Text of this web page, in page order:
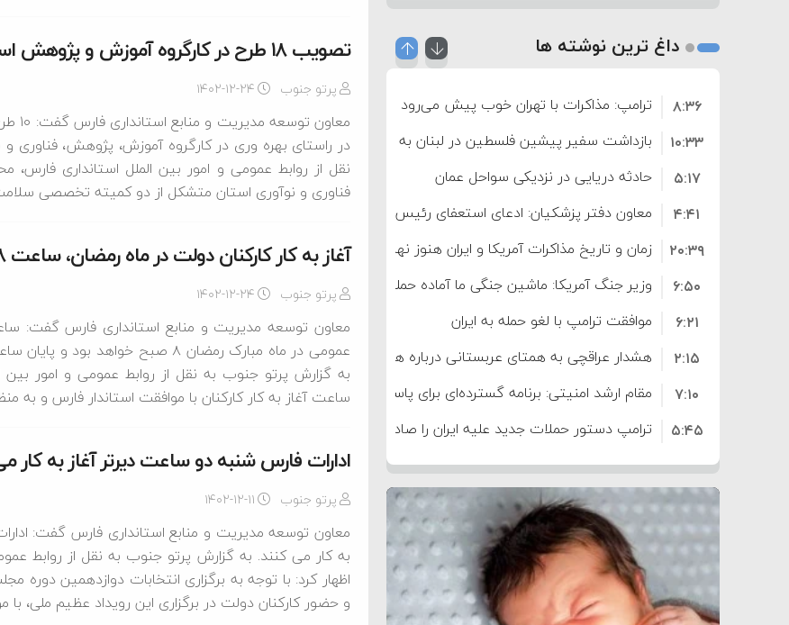
تصویب ۱۸ طرح در کارگروه آموزش و پژوهش استانداری فارس
پرتو جنوب ۱۴۰۲-۱۲-۲۴
در راستای بهره وری در کارگروه آموزش، پژوهش،
نقل از روابط عمومی و امور بین الملل استانداری
فناوری و نوآوری استان متشکل از دو کمیته تخصصی
آغاز به کار کارکنان دولت در ماه رمضان، ساعت ۸ صبح
پرتو جنوب ۱۴۰۲-۱۲-۲۴
معاون توسعه مدیریت و منابع استانداری فارس گفت:
عمومی در ماه مبارک رمضان ۸ صبح
به گزارش پرتو جنوب به نقل از روابط عمومی و امور
ساعت آغاز به کار کارکنان با موافقت استاندار فارس و به
ادارات فارس شنبه دو ساعت دیرتر آغاز به کار
پرتو جنوب ۱۴۰۲-۱۲-۱۱
معاون توسعه مدیریت و منابع استانداری فارس گفت:
به کار می کنند. به گزارش پرتو جنوب به نقل از روابط
اظهار کرد: با توجه به برگزاری انتخابات دوازدهمین
و حضور کارکنان دولت در برگزاری این رویداد عظیم ملی، با
داغ ترین نوشته ها
ترامپ: مذاکرات با تهران خوب پیش می‌رود
۸:۳۶
بازداشت سفیر پیشین فلسطین در لبنان به اتهام فساد و اختلاس اموال
۱۰:۳۳
حادثه دریایی در نزدیکی سواحل عمان
۵:۱۷
معاون دفتر پزشکیان: ادعای استعفای رئیس‌جمهور واهی و کذب محض
است
۴:۴۱
زمان و تاریخ مذاکرات آمریکا و ایران هنوز نهایی نشده است
۲۰:۳۹
وزیر جنگ آمریکا: ماشین جنگی ما آماده حمله نظامی علیه ایران است
۶:۵۰
موافقت ترامپ با لغو حمله به ایران
۶:۲۱
هشدار عراقچی به همتای عربستانی درباره همراهی با آمریکا
۲:۱۵
مقام ارشد امنیتی: برنامه گسترده‌ای برای پاسخ به دیوانگی آمریکا داریم
۷:۱۰
ترامپ دستور حملات جدید علیه ایران را صادر کرد
۵:۴۵
سپاه: دو نفتکش متخلف مورد اصابت قرار گرفته و متوقف شدند
۱۲:۵۹
ترامپ مدعی توافق تاریخی برای خلع سلاح کامل حماس شد
۸:۵۷
اعتراض عراقچی به همتای بلغارستانی به دلیل کمک به آمریکا در حملات به
ایران
۱۶:۱۹
کشورهایی که به متجاوزان کمک می کنند پاسخ سختی خواهند گرفت
۱۰:۱۵
سنتکام پایان تجاوز جدید به ایران را اعلام کرد
۶:۰۵